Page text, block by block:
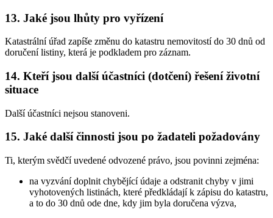
13. Jaké jsou lhůty pro vyřízení
Katastrální úřad zapíše změnu do katastru nemovitostí do 30 dnů od
doručení listiny, která je podkladem pro záznam.
14. Kteří jsou další účastníci (dotčení) řešení životní
situace
Další účastníci nejsou stanoveni.
15. Jaké další činnosti jsou po žadateli požadovány
Ti, kterým svědčí uvedené odvozené právo, jsou povinni zejména:
na vyzvání doplnit chybějící údaje a odstranit chyby v jimi
vyhotovených listinách, které předkládají k zápisu do katastru,
a to do 30 dnů ode dne, kdy jim byla doručena výzva,